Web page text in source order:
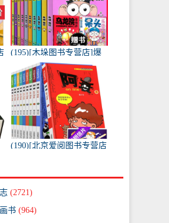
(195)[木垛图书专营店]爆
笑校园漫画书全套10册月
销量209件仅售65元
(190)[北京爱阅图书专营店
51件仅售68元
(2721)
书 (964)